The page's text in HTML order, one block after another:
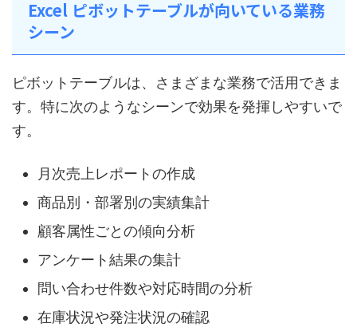
Excel ピボットテーブルが向いている業務
シーン
ピボットテーブルは、さまざまな業務で活用できま
す。特に次のようなシーンで効果を発揮しやすいで
す。
月次売上レポートの作成
商品別・部署別の実績集計
顧客属性ごとの傾向分析
アンケート結果の集計
問い合わせ件数や対応時間の分析
在庫状況や発注状況の確認